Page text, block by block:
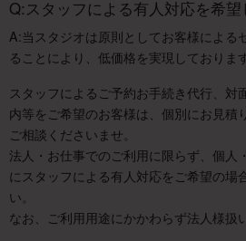
Q:スタッフによる有人対応を希望
A:当スタジオは原則としてお客様による
ることにより、低価格を実現しております
スタッフによるご予約お手続き代行、対
内等をご希望のお客様は、個別にお見積
ご相談くださいませ。
法人・お仕事でのご利用に限らず、個人
にスタッフによる有人対応をご希望の場
い。
なお、ご利用用途にかかわらず法人様扱